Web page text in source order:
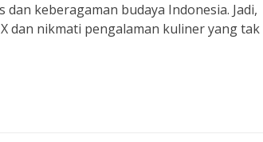
keberagaman budaya Indonesia. Jadi,
dan nikmati pengalaman kuliner yang tak